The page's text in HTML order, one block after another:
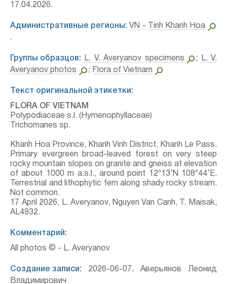
17.04.2026.
Административные регионы: VN - Tinh Khanh Hoa
.
Группы образцов: L. V. Averyanov specimens ;
L. V.
Averyanov photos
; Flora of Vietnam
Текст оригинальной этикетки:
FLORA OF VIETNAM
Polypodiaceae s.l. (Hymenophyllaceae)
Trichomanes sp.
Khanh Hoa Province, Khanh Vinh District, Khanh Le Pass.
Primary evergreen broad-leaved forest on very steep
rocky mountain slopes on granite and gneiss at elevation
of about 1000 m a.s.l., around point 12º13’N 108º44’E.
Terrestrial and lithophytic fern along shady rocky stream.
Not common.
17 April 2026, L. Averyanov, Nguyen Van Canh, T. Maisak,
АL4932.
Комментарий:
All photos © - L. Averyanov
Создание записи: 2026-06-07, Аверьянов Леонид
Владимирович